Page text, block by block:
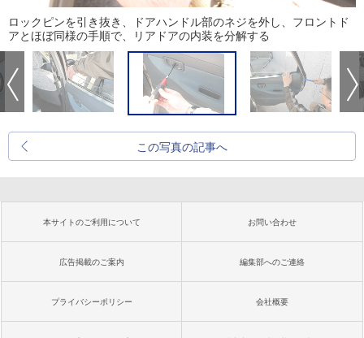
ロックピンを引き抜き、ドアハンドル部のネジを外し、フロントド
アとほぼ同様の手順で、リアドアの内装を分解する
この写真の記事へ
本サイトのご利用について お問い合わせ
広告掲載のご案内 編集部へのご連絡
プライバシーポリシー 会社概要